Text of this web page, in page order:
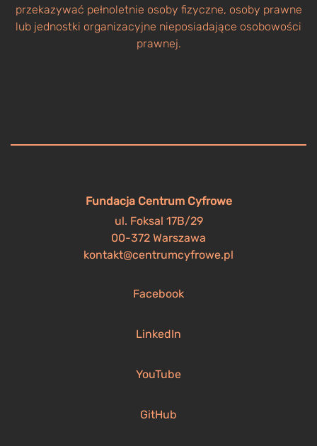
przekazywać pełnoletnie osoby fizyczne, osoby prawne
lub jednostki organizacyjne nieposiadające osobowości
prawnej.
Fundacja Centrum Cyfrowe
ul. Foksal 17B/29
00-372 Warszawa
kontakt@centrumcyfrowe.pl
Facebook
LinkedIn
YouTube
GitHub